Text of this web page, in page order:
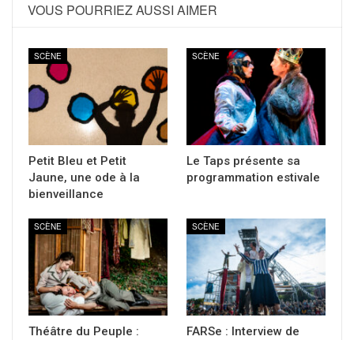
VOUS POURRIEZ AUSSI AIMER
SCÈNE
Petit Bleu et Petit
Jaune, une ode à la
bienveillance
SCÈNE
Le Taps présente sa
programmation estivale
SCÈNE
Théâtre du Peuple :
SCÈNE
FARSe : Interview de